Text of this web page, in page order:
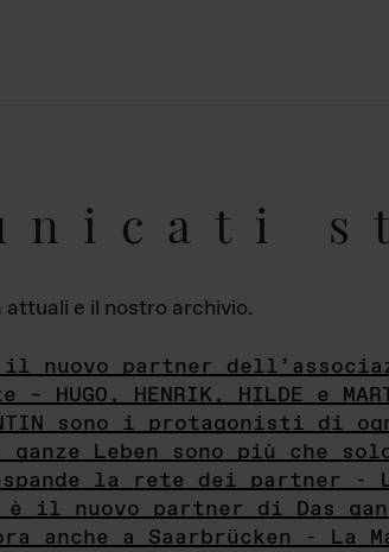
e il nostro archivio.
il nuovo partner
– HUGO, HENRIK, HILDE e
sono i protagonisti di
ganze Leben sono più che
espande la rete dei partner -
il nuovo partner di Das
anche a Saarbrücken - La